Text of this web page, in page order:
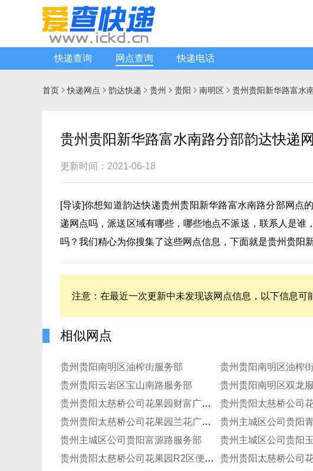
快递查询 网点查询 快递电话
首页 快递网点  韵达快递  贵州  贵阳  南明区  贵州贵阳新华路富水
贵州贵阳新华路富水南路分部韵达快递
更新时间：2021-06-18
[导读]你想知道韵达快递贵州贵阳新华路富水南路分部网点
递网点吗，派送区域有哪些，哪些地点不派送，联系人是
吗？我们精心为你搜集了这些网点信息，下面就是贵州贵阳
注意：在最近一次更新中未发现该网点信息，以下信息可
相似网点
贵州贵阳南明区油榨街服务部
贵州贵阳云岩区宝山南路服务部
贵州贵阳南明区双龙
贵州贵阳太慈桥公司花果园财富广场寄存点
贵州贵阳太慈桥公司花果园兰花广场寄存点
贵州主城区公司贵阳
贵州主城区公司贵阳富源路服务部
贵州贵阳太慈桥公司花果园R2区便民寄存点